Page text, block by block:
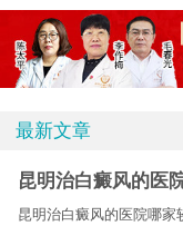
最新文章
昆明治白癜风的医
昆明治白癜风的医院哪家